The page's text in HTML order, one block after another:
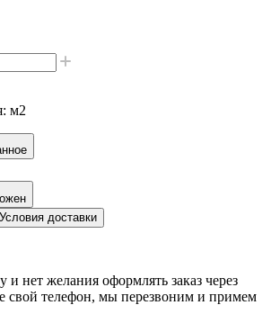
м2
Условия доставки
и нет желания оформлять заказ через
свой телефон, мы перезвоним и примем